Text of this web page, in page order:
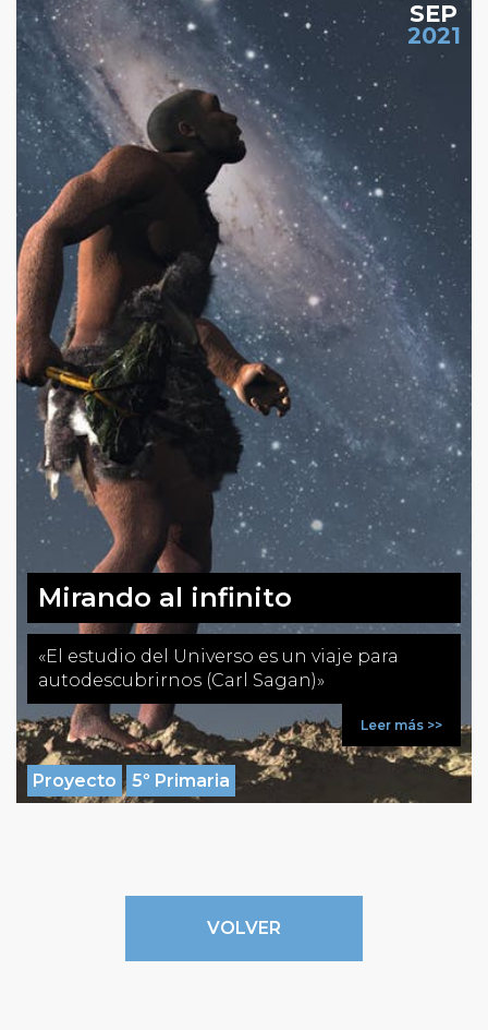
SEP
2021
Mirando al infinito
«El estudio del Universo es un viaje para
autodescubrirnos (Carl Sagan)»
Leer más >>
Proyecto 5º Primaria
VOLVER